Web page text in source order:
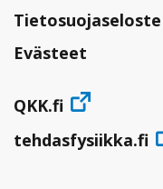
Tietosuojaseloste
Evästeet
QKK.fi
tehdasfysiikka.fi